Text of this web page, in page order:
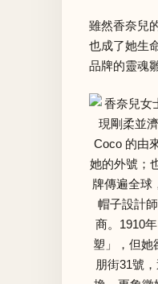
雖然香奈兒
也成了她生
品牌的靈魂